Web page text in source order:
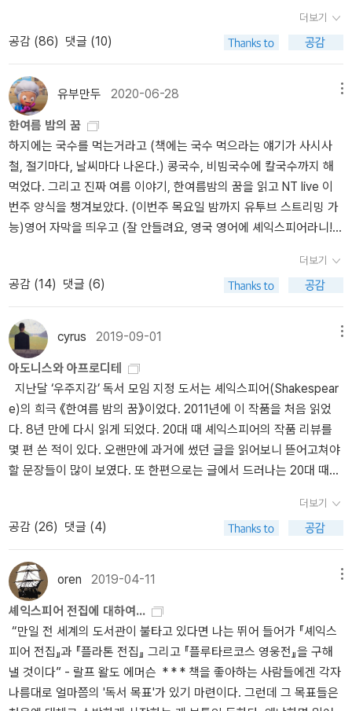
지 못하는 이유는 그들이 꾼 꿈의 내용이 너무나 괴롭고 끔찍하거나
황당하여 빨리 망각 속으로 던져 버리고 싶으나 그렇게 할 수 없기 때
문일 것이다. 미워하던 헬레나를 사랑하게 된 드미트리우스에게 간밤
의 변심은 분명한 사실이었지만 지금은 실체 없는 구름 같고, 심각한
정체성의 위기를 경험했던 허미아에게 모든 것은 둘로 보이며, 그렇
게도 소원하던 드미트리우스를 손에 넣은 헬레나는 그 소유를 반신반
의한다. 그렇게도 사랑하던 허미아를 버리고 간밤 내내 헬레나를 뒤
쫓았던 라이샌더는 그에 대해 아무 말이 없다.하지만 간밤에 되풀이
된 모든 얘기그리고 다 함께 변모한 그들의 마음은연정의 상상보다
더 많은 걸 입증하고무언가 커다란 일관성을 확보해요.그렇지만 이상
하고 경이롭긴 하네요.세 쌍의 부부가 그들의 눈으로 사랑을 선택했
지 않는 한 그들은 오베론이 보여 준 참사랑의 진실을 애써 외면할 것
이다. 특히 젊은 두 부부는 숲 속에서 겪었던 변심과 질투, 미움과 싸
움의 경험을 꿈으로 돌리고 의식의 저편에 묻어 두려 할 것이다. 그러
나 그들이 에로스의 충동을 느끼는 한 무섭고 경이로운 참사랑의 진
실은 어느 날 밤 그들을 찾아와 낮 동안에 유지되는 사랑의 평화가 얼
마나 일시적인 현상인지를 보여 줄 것이다. 비록 그 진실이 욕망의 자
극에 의한 꿈의 형태로만 전달되기에 눈 뜨고 받아들이기는 어렵겠지
만 말이다.즉, 한여름 밤의 숲 속에서 있었던 일들은 이들의 무의식의
세계, 꿈으로 생각해버리면 그 순간은 다소 편한 마음으로 지나갈 수
있겠지만 언젠가 찾아올지 모르는 위험을 늘 간직하고 있는 셈이다.
꿈이라고 생각하고 싶겠지만 꿈은 아니다. 과연 진짜 사랑은 무엇일
얼마큼이나 진짜인 것일까.이런 저런 생각 끝에 책의 앞날개에 ‘단 하
나의 결점도 없는, 셰익스피어의 첫 번째 걸작’ 이라는 헤럴드 블룸의
평이 전혀 모자라지 않다는 생각이 들었다. 부가적으로, 영화 셰익스
피어 인 러브에서 보았던, 수염 등 이차 성징이 나타나지 않은 남자 배
우가 여자 연기를 하고, 막의 구분 없이 장면의 연속으로 진행되었던
셰익스피어 당시의 연극의 모습들을 이 책을 통해 한 번 더 확인하며
떠올릴 수 있었던 점도 좋았다.
연을 처음 보는 관객들만 보이는 무대 앞에 세워진 어색한 장벽을 녹
아내리기에 충분했다. 사실 셰익스피어는 ‘섹스피어’다. 셰익스피어의
극 작품들을 읽어 보면 성적 암시가 들어간 대사를 확인할 수 있다. 1
818년 영국에 어린이들이 보기에 안 좋은 외설적 대사나 잔인하게
묘사된 장면이 삭제된 ‘건전한’ 셰익스피어 작품 전집이 나왔다. 대사
가 삭제된 셰익스피어 작품 전집은 ‘문학 검열’의 사례로 거론된다.
‘극단 폼’이 각색한 《한여름 밤의 꿈》은 ‘어른을 위한 희극’이다. 내가
보기에 섹드립은 간간이 나왔고, 과장되지 않은 아주 순한 맛이었다.
* 윌리엄 셰익스피어, 최종철 옮김 《로미오와 줄리엣》 (민음사, 200
8년)《한여름 밤의 꿈》을 ‘눈으로 읽는 고전’으로만 생각하면 공연을
즐길 수 없다. ‘극단 폼’ 《한여름 밤의 꿈》은 원작을 제대로 파괴했
다. 극 후반부의 백미인 결혼식 중에 펼쳐지는 우스꽝스러운 공연
극 ‘피라모스와 티스베(‘로미오와 줄리엣’의 원형)를 덜어냈다. 노래
방에서 신나게 노래를 부르는 티타니아(Titania)의 모습은 공연을 보
무시할 정도로 원작을 심하게 파괴한 것 아니냐고 따질 것이다. Why
not? 스웩(Swag)[주]이 넘치는 배우들의 연기가 좋았구먼. 불만 있
으면 셰익스피어에게 따져라. 고대 로마를 배경으로 한 셰익스피어의
비극 《줄리우스 시저》에 영국식 자명종 시계가 나온다. 공연은 결혼
식장에서 들리는 ‘축혼 행진곡’이 흘러나오면서 끝난다. 축혼 행진곡
은 멘델스존(Felix Mendelssohn)의 관현악곡 <한여름 밤의 꿈>
의 7번 곡이다. 비록 잠깐 나오는 배경음이지만, ‘극단 폼’이 원작을
제대로 이해하고 고증하고 있음을 알 수 있는, 멋진 마무리였
'Routledge'라는 출판사에서 나왔는데,이 출판사 자체가 믿을만한 메
의 극장 등 기본적 사항을 잘 담았습니다. 미국에 사는 가족에게 부탁
판을 받았습니다..ㅋㅋ 한국 번역본은 3판입니다. 3판에서는 빠진 내
용이 2판에는 있으니, 어찌보면 잘된 것일 수도 있습니다. <셰익스피
어 정치철학>미국의 유명한 우익 정치학자 레오 스트라우스의 제자
앨런 블룸이 셰익스피어 작품이 지닌 정치적 물음을 탐구한 저작입니
다.목차는 이렇습니다.'정치철학과 시''기독교인과 유태인 관하여: 베
니스의 상인''코스모폴리탄 인간과 정치공동체: 오셀로''무신론자 영
웅의 도덕: 줄리어스 시저''정치의 한계: 리어왕 제1막 1장' (해리 자파
가 씀)'통치의 조건: 리처드 2세'타자, 개인과 공동체, 정치와 도덕, 정
치의 한계, 통치의 정당성 등.목차만 봐도 정치철학의 근본적인 물음
들을 다루고 있음을 알 수 있습니다. 서문격인 '정치철학과 시'는 정말
명문입니다. <문학을 읽는다는 것은><문학이론 입문>제프리 초서나
존 밀턴도 영문학사에서 중요한 인물들이지만,셰익스피어는 거의 영
문학과 동의어이기 때문에 영문학 책들도 읽어볼 필요는 있을 것 같
습니다.유명 마르크스주의 문학비평가 테리 이글턴의 책이 괜찮을 듯
합니다. 사실 제가 이것 말고는 잘 모릅니다 ㅋㅋ 문학은 영 백치라<
문학을 읽는다는 것은>은 읽기 쉽고<문학이론입문>은 더 심화된 공
부를 위해서 마지막은 아직 구하지 못한 책들입니다만, 읽으면 좋을
것 같아 리스트에 추가해봅니다.스탠리 웰스 외, <셰익스피어의 책>
스탠리 웰스, <셰익스피어 그리고 그가 남긴 모든 것>(대충 이렇게
생겼습니다)<셰익스피어 그리고 그가 남긴 모든 것>의 책소개를 옮
겨봅니다..'반세기에 걸친 셰익스피어 연구 결과를 바탕으로 씌어진
평전. 1562년 셰익스피어의 출생 기록부에서 시작해, 2001년 노르
면으로 끝을 맺는다. 그 과정에서 대가 셰익스피어의 생애와 작품세
계, 그리고 그가 후대에 끼친 영향이 상세히 드러난다.처음 두 장에서
는 셰익스피어의 스트래트퍼드-어펀-에이븐 시절과 런던 시절을 다
룬다. 기존에 알려진 사실들을 지은이 나름대로 해석하면서, 셰익스
피어가 살고 일했던 시대의 사회적.정신적.연극적 맥락을 묘사하고자
했다.극작가인 셰익스피어의 여러 측면을 살펴보는 3장이 이 책의 핵
심이다. 집필 방식, 시적 극작가로서 테크닉을 익혀 나간 과정, 소속
극단을 위해 드라마를 조직.구성한 방식, 작품의 폭넓은 범위와 다양
은 메이저 출판사 제외하면 무슨 역본이 있는지도 잘 못 찾겠다. 그래
서 이번 페이퍼에서는 우선 번역자별 비교는 차치하고, 어떤 번역본
이 있는지만 정리해보려 한다.다 정리한 다음에 가장 끌리는 판본은
김정환 역본과 시공사와 펭귄클래식이다. 펭귄은 무엇보다 표지가 ㅎ
ㅎ 1. 민음사 최종철 민음사 컬렉션으로도 유명한 민음사. 전집도 발
간하고 있는데 왜인지 이 5권이 끝이다. 그래도 주요 희극과 비극은
단권으로 번역되어 있다. 번역의 최종철은 '연세대학교 영어영문학과
를 졸업했다. 연세대학교 및 미네소타 대학교에서 문학석사 학위를,
미시건 대학교에서 문학박사 학위를 취득했다. 연세대학교 영어영문
학과 교수로 재직 중이다.' 그가 민음사에서 나오는 셰익스피어 작품
을 거의 다 번역하고 있다. 이분만의 특징은 '운율을 살린 운문 번
에 작고하신 피천득 선생의 번역을 썼다.2. 열린책들 박우수 번역 문
학 관련으로 또 다른 대표적인 출판사인 열린책들. 주로 맥베스나 햄
릿 같은 비극 위주로 번역하였다. 그의 소네트도 번역되었다. 번역에
박우수는 셰익시프어 전공자로, <셰익스피어의 역사극> <셰익스피
어와 인간의 확장> <셰익스피어와 바다> 같은 연구서들도 냈다. 그
래서 전공자가 직접 번역했다는 점에서 포인트가 있다.3. 한국외국어
대학교출판부 지식출판원 한국외국어대학교출판부에서 총 11작품을
번역했다. 이중 3작품을 번역한 박우수는 위의 그 인물과 동일인물이
다. 외대 교수라고 한다. 이 외에 다른 역자들도 주로 셰익스피어 연구
가들이다. 4. 문학과 지성사 이상섭 역 시, 인문, 문학 등으로 유명한
출판사 문학과지성사에서는 아예 <셰익스피어 전집>로만 팔고 있다.
모든 셰익스피어 작품이 이 한 권의 책에 다 담았기 때문이다. 그래서
한 권에 담았다는 게 흥미롭지만, 다소 부담스러운 것도 사실.5. 문학
판사인 문학동네에서는 의외로 셰익스피어 번역이 별로 없었다. <템
페스트>는 다른 출판사에서는 잘 번역하지 않은 작품이기에 흥미롭
지만, <햄릿>과 <베니스의 상인>과 함께 딱 3작품뿐, 심지어 역자인
이경식은 한국 셰익스피어학회 회장이라고 하는데도 말이다. 이렇게
셰익스피어 비평사와 연구서까지 쓰신 분이 정작 셰익스피어 번역은
별로 하지 않았단 점이 의아하지만, 이분 번역도 신뢰하고 읽을 수 있
겠다.6. 전예원 신정옥 역 전예원 신정옥 역.신정옥 씨도 한국 셰익스
더보기
공감 (86) 댓글 (10)
유부만두 2020-06-28
한여름 밤의 꿈
하지에는 국수를 먹는거라고 (책에는 국수 먹으라는 얘기가 사시사
철, 절기마다, 날씨마다 나온다.) 콩국수, 비빔국수에 칼국수까지 해
먹었다. 그리고 진짜 여름 이야기, 한여름밤의 꿈을 읽고 NT live 이
번주 양식을 챙겨보았다. (이번주 목요일 밤까지 유투브 스트리밍 가
능)영어 자막을 띄우고 (잘 안들려요, 영국 영어에 셰익스피어라니!)
게 한바탕 꿈이고, 잔치고, 난리법석이고, 뭘 그렇게 따지고 그러지 마
라..... 이 모든 게 지나가고 그런다. 코로나도 가라 마. 이런 심정. NT
live의 버텀은 거구의 흑인배우 Hammed Animashaun이 (귀여움으
론 문세윤이랑 비슷한 끕) 맡았다. 그는 망측스런 당나귀 탈 대신 귀
여운 귀를 달고 나왔고 그를 사랑하게되는 건 티타니아가 아니라 요
정의 왕 오베론이다. 이 커플은 거리낌 없이 즐겁고 흥겹게 사랑한다.
사랑의 테마는 Love on Top (비욘세). 그들의 러브 베드가 공연장을
회전할 땐 관객들 (마법의 꽃으로 화관을 쓰고) 함께 환호한다. (약에
취해 당나귀 머리와 사랑에 빠지는 요정 여왕 티타니아를 바라볼 땐
안타까움과 죄의식을 느꼈는데 같은 상황에 처한 오베론은 더 여유를
부리고 편안하다. 이 차이는 어디에서 오는지? 남-남 커플은 코메디
게 복종하는 위치에, 어쩌면 피해자의 위치에 갇혀서 독자의 걱정을
살 수 밖에 없는지 모르겠다. 하지만 힘찬 율동과 가창력의 비욘세의
'사랑 노래'에 걱정을 조금은 덜 수 있었다. 하지만 그 실제의 남편 넘
제이지.....) 연극 초반의 근엄한 테세우스 (오베론 역과 같은 배우 Oli
ver Chris가 연기)는 요정의 세계에 들어오면 관습과 규율 (아버지
뜻에 거역하는 딸은 사형시키는) 따위는 모르고 행복과 사랑을 소중
히 여기게 된다. 이 숲속의 다른 세계로 들어온 남녀 넷도 엇갈리는 사
랑으로 아프고 혼란스럽게 난리를 치지만 결국 사랑을 얻어 현실로
돌아간다. 이번 연극에선 버텀과 오베론, 오베론과 테세우스, 티타니
아와 히폴리타의 변화가 주목을 끌었다. 이야기의 열쇠, 사랑의 묘약
더보기
공감 (14) 댓글 (6)
cyrus 2019-09-01
아도니스와 아프로디테
지난달 ‘우주지감’ 독서 모임 지정 도서는 셰익스피어(Shakespear
e)의 희극 《한여름 밤의 꿈》이었다. 2011년에 이 작품을 처음 읽었
다. 8년 만에 다시 읽게 되었다. 20대 때 셰익스피어의 작품 리뷰를
몇 편 쓴 적이 있다. 오랜만에 과거에 썼던 글을 읽어보니 뜯어고쳐야
할 문장들이 많이 보였다. 또 한편으로는 글에서 드러나는 20대 때의
어, 최종철 옮김 《한여름 밤의 꿈》 (민음사, 2008)* [품절] 윌리엄 셰
익스피어, 이윤기 · 이다희 옮김 《한여름 밤의 꿈》 (달궁, 2005) 8
년 전에는 최종철 교수의 번역본(민음사)을 읽었다면, 올해는 故 이
윤기 씨와 그의 따님 이다희 씨가 함께 번역한 번역본(달궁)도 같이
읽었다. 두 권의 책 모두 분량이 작다. 시간이 충분히 주어진다면 하루
에 두 권을 동시에 읽을 수 있다. 국내에 출간된 《한여름 밤의 꿈》 번
역본 중에 가장 많이 알려진 것은 민음사 판본이다. 그렇지만 이 책에
전체적으로 아쉬운 부분이 있다. 책 앞표지에 있는 그림 제목은
‘The Awaking of Adonis’이다. 이 제목을 우리말로 풀어보면 ‘잠에
서 깨어나는 아도니스’다. 그림을 그린 사람은 19세기 중반 영국에서
더보기
공감 (26) 댓글 (4)
oren 2019-04-11
셰익스피어 전집에 대하여...
“만일 전 세계의 도서관이 불타고 있다면 나는 뛰어 들어가 『셰익스
피어 전집』과 『플라톤 전집』 그리고 『플루타르코스 영웅전』을 구해
낼 것이다” - 랄프 왈도 에머슨 * * * 책을 좋아하는 사람들에겐 각자
나름대로 얼마쯤의 '독서 목표'가 있기 마련이다. 그런데 그 목표들은